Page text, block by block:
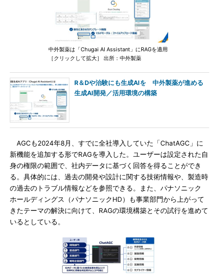
中外製薬は「Chugai AI Assistant」にRAGを適用
［クリックして拡大］ 出所：中外製薬
R＆Dや治験にも生成AIを 中外製薬が進める
生成AI開発／活用環境の構築
AGCも2024年8月、すでに全社導入していた「ChatAGC」に
新機能を追加する形でRAGを導入した。ユーザーは設定された自
身の権限の範囲で、社内データに基づく回答を得ることができ
る。具体的には、過去の開発や設計に関する技術情報や、製造時
の過去のトラブル情報などを参照できる。また、パナソニック
ホールディングス（パナソニックHD）も事業部門から上がって
きたテーマの解決に向けて、RAGの環境構築とその試行を進めて
いるとしている。